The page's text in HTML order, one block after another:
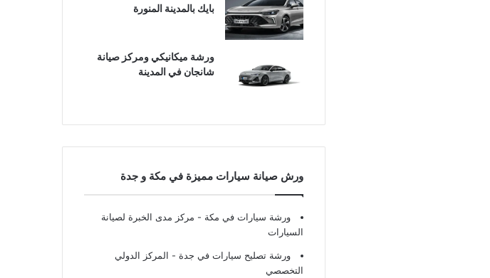
بايك بالمدينة المنورة
ورشة ميكانيكي ومركز صيانة
شانجان في المدينة
ورش صيانة سيارات مميزة في مكة و جدة
ورشة سيارات في مكة - مركز مدى الخبرة لصيانة
السيارات
ورشة تصليح سيارات في جدة - المركز الدولي
التخصصي